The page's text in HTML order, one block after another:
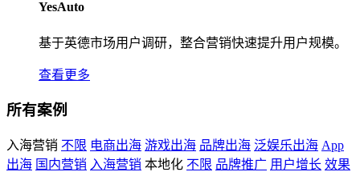
YesAuto
基于英德市场用户调研，整合营销快速提升用户规模。
查看更多
所有案例
入海营销 不限 电商出海 游戏出海 品牌出海 泛娱乐出海 App
出海 国内营销 入海营销 本地化 不限 品牌推广 用户增长 效果